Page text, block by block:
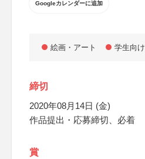
Googleカレンダーに追加
絵画・アート 学生向け
締切
2020年08月14日 (金)
作品提出・応募締切、必着
賞